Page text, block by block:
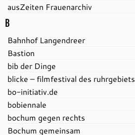
ausZeiten Frauenarchiv
B
Bahnhof Langendreer
Bastion
bib der Dinge
blicke – filmfestival des ruhrgebiets
bo-initiativ.de
bobiennale
bochum gegen rechts
Bochum gemeinsam